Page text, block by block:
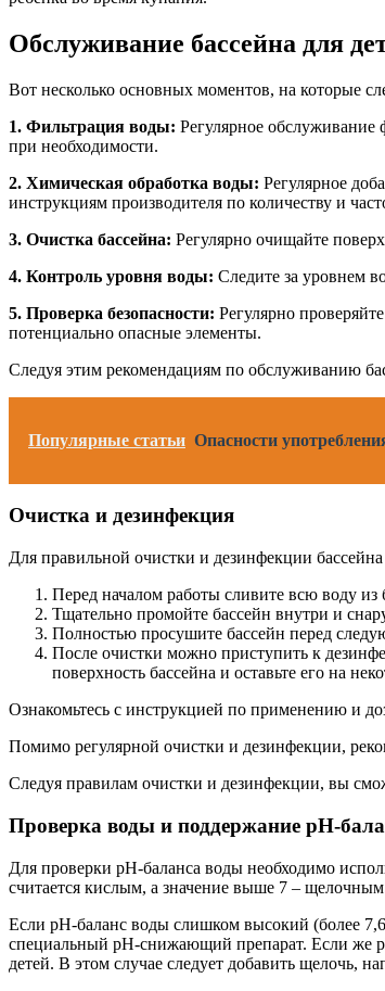
Обслуживание бассейна для
Вот несколько основных моментов, на которые
1. Фильтрация воды: Регулярное обслуживание
при необходимости.
2. Химическая обработка воды: Регулярное
инструкциям производителя по количеству и
3. Очистка бассейна: Регулярно очищайте
4. Контроль уровня воды: Следите за уровнем
5. Проверка безопасности: Регулярно
потенциально опасные элементы.
Следуя этим рекомендациям по обслуживанию
Популярные статьи Опасности
Очистка и дезинфекция
Для правильной очистки и дезинфекции
Перед началом работы сливите всю воду из
Тщательно промойте бассейн внутри и
Полностью просушите бассейн перед
После очистки можно приступить к
поверхность бассейна и оставьте его на
Ознакомьтесь с инструкцией по применению и
Помимо регулярной очистки и дезинфекции,
Следуя правилам очистки и дезинфекции, вы
Проверка воды и поддержание pH-
Для проверки pH-баланса воды необходимо
считается кислым, а значение выше 7 –
Если pH-баланс воды слишком высокий (более
специальный pH-снижающий препарат. Если же
детей. В этом случае следует добавить